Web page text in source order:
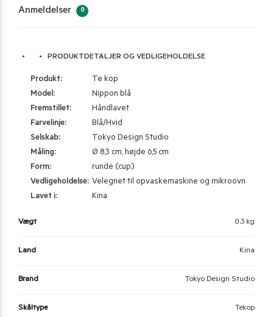
Anmeldelser 0
PRODUKTDETALJER OG VEDLIGEHOLDELSE
Produkt:
Te kop
Model:
Nippon blå
Fremstillet:
Håndlavet
Farvelinje:
Blå/Hvid
Selskab:
Tokyo Design Studio
Måling:
Ø 8,3 cm, højde 6,5 cm
Form:
runde (cup)
Vedligeholdelse: Velegnet til opvaskemaskine og mikroovn
Lavet i:
Kina
Vægt 0,3 kg
Land Kina
Brand Tokyo Design Studio
Skåltype Tekop